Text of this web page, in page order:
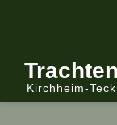
Kirchheim-Teck